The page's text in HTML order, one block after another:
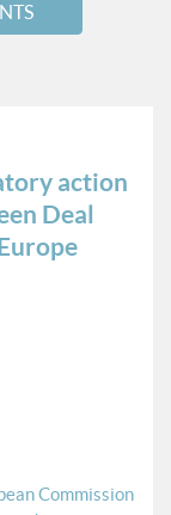
action
Deal
Commission